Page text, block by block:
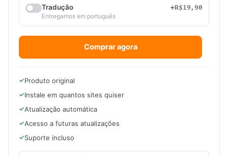
Tradução
+R$19,90
Entregamos em português
Comprar agora
Produto original
Instale em quantos sites quiser
Atualização automática
Acesso a futuras atualizações
Suporte incluso